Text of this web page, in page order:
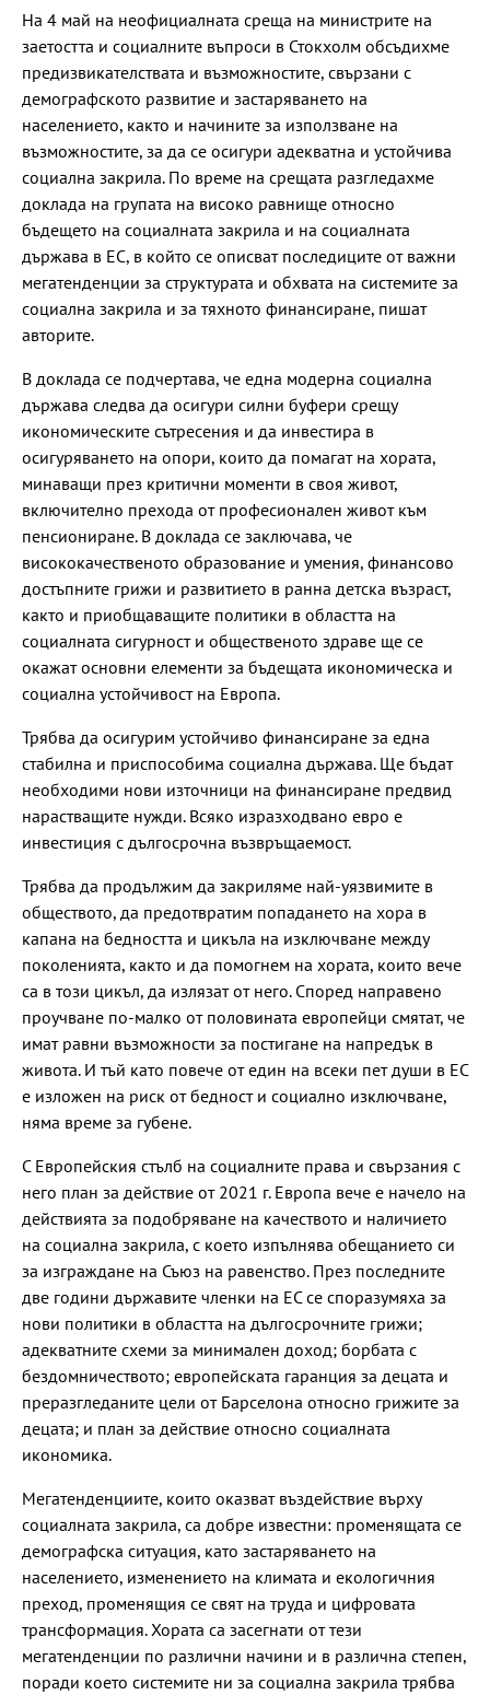
На 4 май на неофициалната среща на министрите на
заетостта и социалните въпроси в Стокхолм обсъдихме
предизвикателствата и възможностите, свързани с
демографското развитие и застаряването на
населението, както и начините за използване на
възможностите, за да се осигури адекватна и устойчива
социална закрила. По време на срещата разгледахме
доклада на групата на високо равнище относно
бъдещето на социалната закрила и на социалната
държава в ЕС, в който се описват последиците от важни
мегатенденции за структурата и обхвата на системите за
социална закрила и за тяхното финансиране, пишат
авторите.
В доклада се подчертава, че една модерна социална
държава следва да осигури силни буфери срещу
икономическите сътресения и да инвестира в
осигуряването на опори, които да помагат на хората,
минаващи през критични моменти в своя живот,
включително прехода от професионален живот към
пенсиониране. В доклада се заключава, че
висококачественото образование и умения, финансово
достъпните грижи и развитието в ранна детска възраст,
както и приобщаващите политики в областта на
социалната сигурност и общественото здраве ще се
окажат основни елементи за бъдещата икономическа и
социална устойчивост на Европа.
Трябва да осигурим устойчиво финансиране за една
стабилна и приспособима социална държава. Ще бъдат
необходими нови източници на финансиране предвид
нарастващите нужди. Всяко изразходвано евро е
инвестиция с дългосрочна възвръщаемост.
Трябва да продължим да закриляме най-уязвимите в
обществото, да предотвратим попадането на хора в
капана на бедността и цикъла на изключване между
поколенията, както и да помогнем на хората, които вече
са в този цикъл, да излязат от него. Според направено
проучване по-малко от половината европейци смятат, че
имат равни възможности за постигане на напредък в
живота. И тъй като повече от един на всеки пет души в ЕС
е изложен на риск от бедност и социално изключване,
няма време за губене.
С Европейския стълб на социалните права и свързания с
него план за действие от 2021 г. Европа вече е начело на
действията за подобряване на качеството и наличието
на социална закрила, с което изпълнява обещанието си
за изграждане на Съюз на равенство. През последните
две години държавите членки на ЕС се споразумяха за
нови политики в областта на дългосрочните грижи;
адекватните схеми за минимален доход; борбата с
бездомничеството; европейската гаранция за децата и
преразгледаните цели от Барселона относно грижите за
децата; и план за действие относно социалната
икономика.
Мегатенденциите, които оказват въздействие върху
социалната закрила, са добре известни: променящата се
демографска ситуация, като застаряването на
населението, изменението на климата и екологичния
преход, променящия се свят на труда и цифровата
трансформация. Хората са засегнати от тези
мегатенденции по различни начини и в различна степен,
поради което системите ни за социална закрила трябва